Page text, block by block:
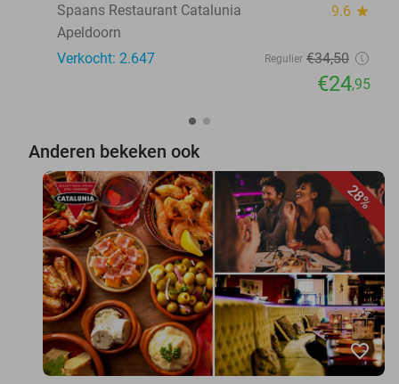
Spaans Restaurant Catalunia
9.6 star
Apeldoorn
Verkocht: 2.647
Regulier €34,50
€24,95
Anderen bekeken ook
28%
favorite_border